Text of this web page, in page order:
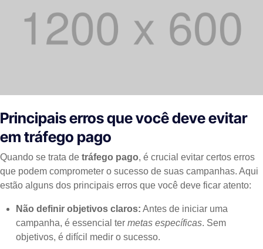
Principais erros que você deve evitar
em tráfego pago
Quando se trata de tráfego pago, é crucial evitar certos erros
que podem comprometer o sucesso de suas campanhas. Aqui
estão alguns dos principais erros que você deve ficar atento:
Não definir objetivos claros: Antes de iniciar uma
campanha, é essencial termetas específicas. Sem
objetivos, é difícil medir o sucesso.